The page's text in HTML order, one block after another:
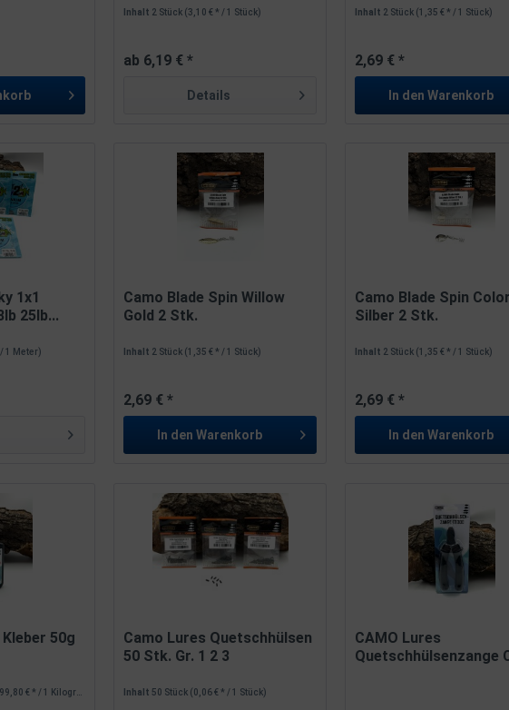
Inhalt 2 Stück (3,10 € * / 1 Stück)
ab 6,19 € *
Details
Inhalt 2 Stück (1,35 € * / 1 Stück)
2,69 € *
In den Warenkorb
1x1
25lb...
1 Meter)
Camo Blade Spin Willow
Gold 2 Stk.
Inhalt 2 Stück (1,35 € * / 1 Stück)
2,69 € *
In den Warenkorb
Camo Blade Spin
Silber 2 Stk.
Inhalt 2 Stück (1,35 € * / 1 Stück)
2,69 € *
In den Warenkorb
50g
€ * / 1 Kilogramm)
Camo Lures Quetschhülsen
50 Stk. Gr. 1 2 3
Inhalt 50 Stück (0,06 € * / 1 Stück)
CAMO Lures
Quetschhülsenzange